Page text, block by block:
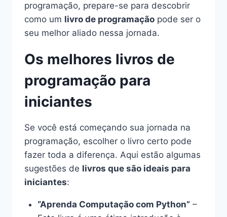
programação, prepare-se para descobrir
como um livro de programação pode ser o
seu melhor aliado nessa jornada.
Os melhores livros de
programação para
iniciantes
Se você está começando sua jornada na
programação, escolher o livro certo pode
fazer toda a diferença. Aqui estão algumas
sugestões de livros que são ideais para
iniciantes:
“Aprenda Computação com Python”–